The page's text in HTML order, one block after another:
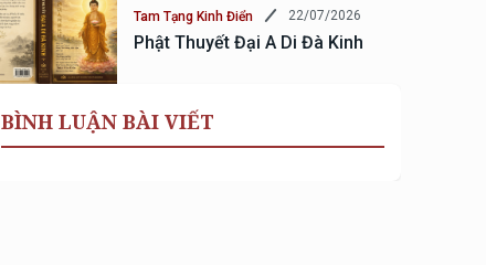
Tam Tạng Kinh Điển 22/07/2026
Phật Thuyết Đại A Di Đà Kinh
BÌNH LUẬN BÀI VIẾT